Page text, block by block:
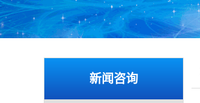
新闻咨询